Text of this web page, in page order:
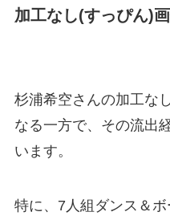
加工なし(すっぴん)
杉浦希空さんの加工な
なる一方で、その流出
います。
特に、7人組ダンス＆